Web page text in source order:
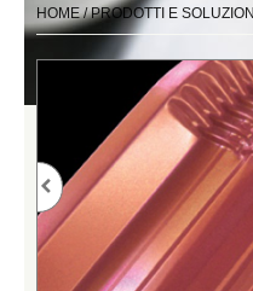
HOME/PRODOTTI E SOLUZIONI